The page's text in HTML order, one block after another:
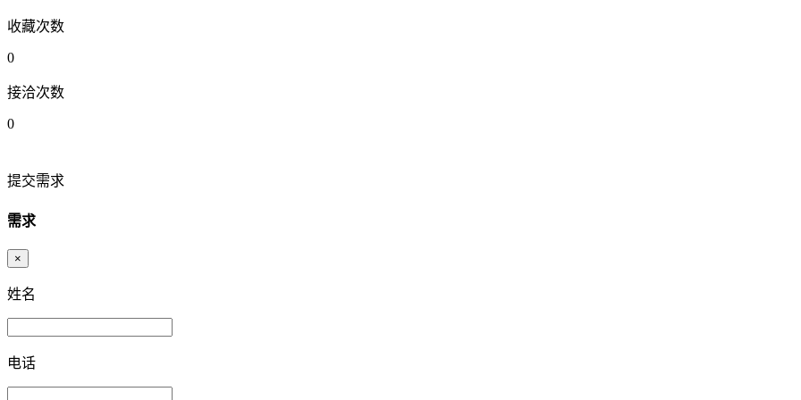
收藏次数
0
接洽次数
0
提交需求
需求
×
姓名
电话